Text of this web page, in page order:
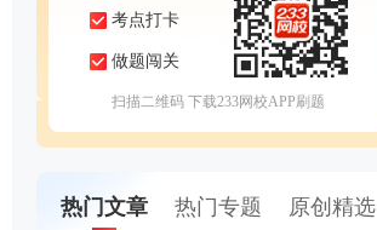
考点打卡
做题闯关
扫描二维码 下载233网校APP刷题
热门文章 热门专题 原创精选